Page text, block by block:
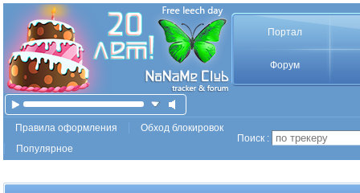
Портал
Форум
Правила оформления
Обход блокировок
Популярное
Поиск :